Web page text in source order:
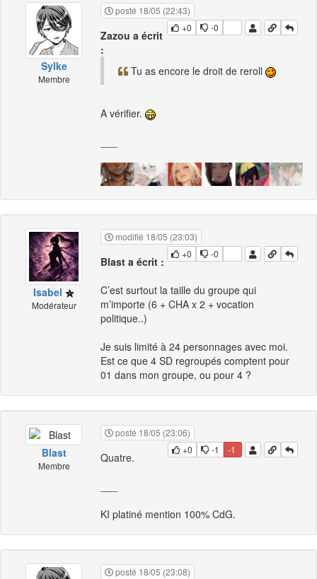
Sylke
Membre
posté 18/05 (22:43)
+0
-0
Zazou a écrit
:
Tu as encore le droit de reroll
A vérifier.
Isabel
Modérateur
modifié 18/05 (23:03)
+0
-0
Blast a écrit :
C’est surtout la taille du groupe qui
m’importe (6 + CHA x 2 + vocation
politique..)
Je suis limité à 24 personnages avec moi.
Est ce que 4 SD regroupés comptent pour
01 dans mon groupe, ou pour 4 ?
Blast
Membre
posté 18/05 (23:06)
+0
-1 -1
Quatre.
KI platiné mention 100% CdG.
posté 18/05 (23:08)